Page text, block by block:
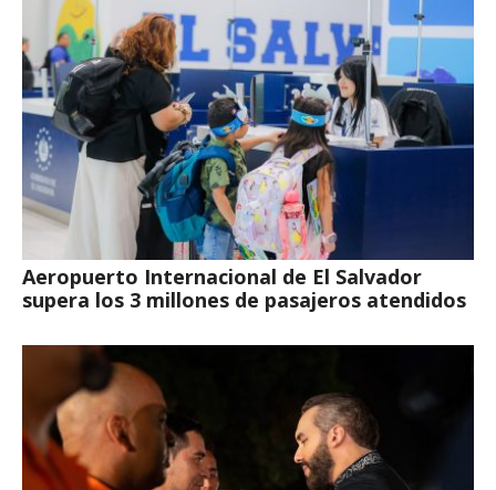
Aeropuerto Internacional de El Salvador
supera los 3 millones de pasajeros atendidos